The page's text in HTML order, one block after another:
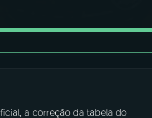
a correção da tabela do